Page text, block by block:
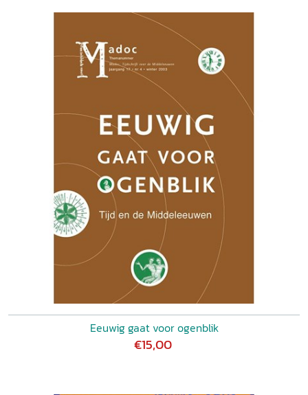
communiceert toneel in de Middeleeuwen?
Eeuwig gaat voor ogenblik
€15,00